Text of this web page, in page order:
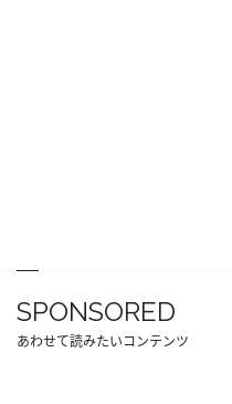
SPONSORED
あわせて読みたいコンテンツ